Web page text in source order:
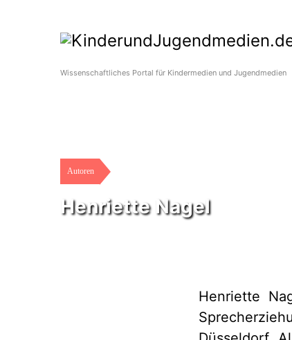
Wissenschaftliches Portal für Kindermedien und Jugendmedien
Autoren
Henriette Nagel
Henriette